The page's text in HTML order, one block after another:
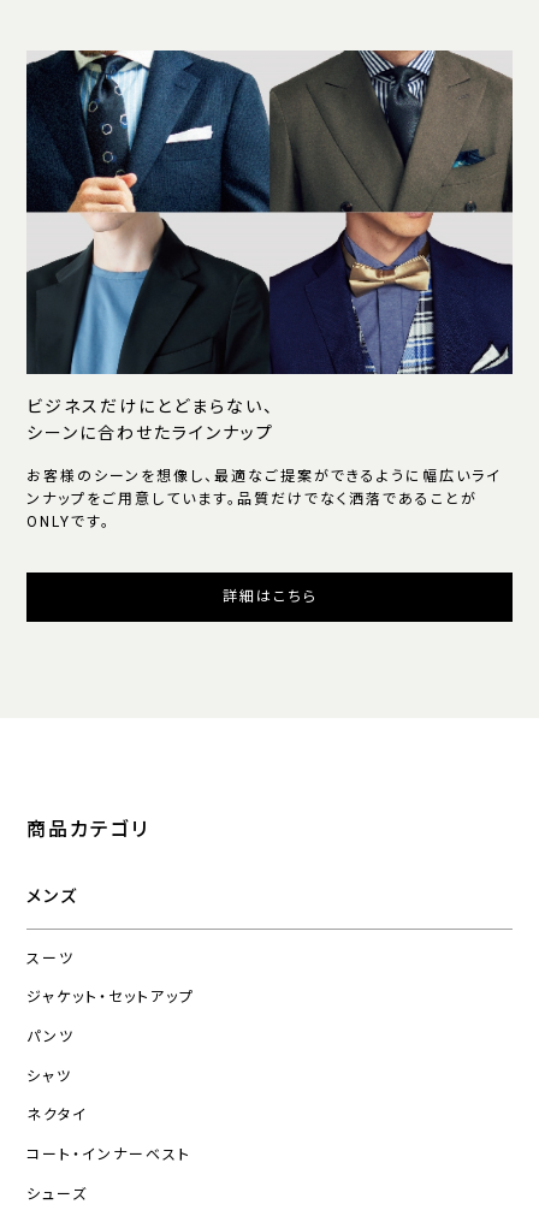
ビジネスだけにとどまらない、
シーンに合わせたラインナップ
お客様のシーンを想像し、最適なご提案ができるように幅広いライ
ンナップをご用意しています。品質だけでなく洒落であることが
ONLYです。
詳細はこちら
商品カテゴリ
メンズ
スーツ
ジャケット・セットアップ
パンツ
シャツ
ネクタイ
コート・インナーベスト
シューズ